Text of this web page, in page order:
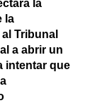
la
la
Tribunal
a abrir un
intentar que